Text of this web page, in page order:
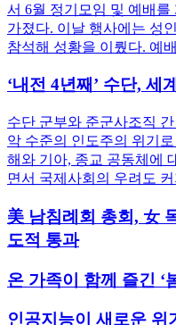
서 6월 정기모임 및 예배
가졌다. 이날 행사에는 성
참석해 성황을 이뤘다. 예
‘내전 4년째’ 수단, 세
수단 군부와 준군사조직
악 수준의 인도주의 위기
해와 기아, 종교 공동체에
면서 국제사회의 우려도
美 남침례회 총회, 女
도적 통과
온 가족이 함께 즐긴 ‘
인공지능이 새로운 위